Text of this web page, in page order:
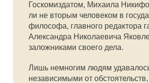
Госкомиздатом, Михаила
ли не вторым человеком в
философа, главного редактора
Александра Николаевича
заложниками своего дела.
Лишь немногим людям
независимыми от